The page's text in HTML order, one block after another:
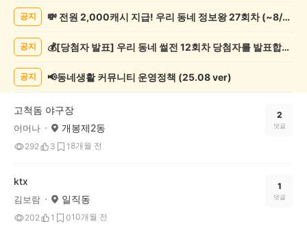
목
공지 💸 전원 2,000캐시 지급! 우리 동네 정보왕 27회차 (~8/10)
공지 💰[당첨자 발표] 우리 동네 썰전 12회차 당첨자를 발표합니다!
공지 📢동네생활 커뮤니티 운영정책 (25.08 ver)
고척돔 야구장
어머나 개봉제2동
292 3 1 8개월 전
2
댓글
ktx
김보람 일직동
202 1 010개월 전
1
댓글